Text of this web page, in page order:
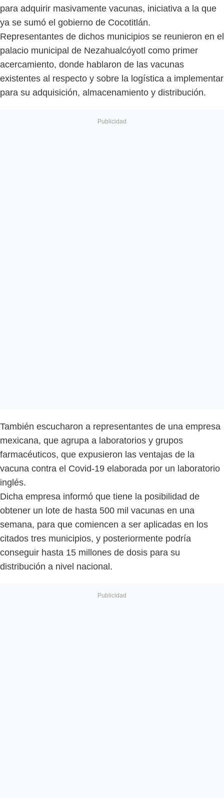
para adquirir masivamente vacunas, iniciativa a la que
ya se sumó el gobierno de Cocotitlán.
Representantes de dichos municipios se reunieron en el
palacio municipal de Nezahualcóyotl como primer
acercamiento, donde hablaron de las vacunas
existentes al respecto y sobre la logística a implementar
para su adquisición, almacenamiento y distribución.
También escucharon a representantes de una empresa
mexicana, que agrupa a laboratorios y grupos
farmacéuticos, que expusieron las ventajas de la
vacuna contra el Covid-19 elaborada por un laboratorio
inglés.
Dicha empresa informó que tiene la posibilidad de
obtener un lote de hasta 500 mil vacunas en una
semana, para que comiencen a ser aplicadas en los
citados tres municipios, y posteriormente podría
conseguir hasta 15 millones de dosis para su
distribución a nivel nacional.